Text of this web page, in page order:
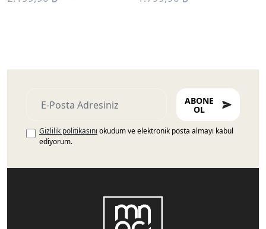
ABONE
OL
Gizlilik politikasını okudum ve elektronik posta almayı kabul
ediyorum.